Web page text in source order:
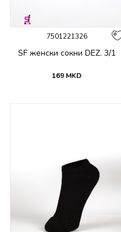
7501221326
SF женски сокни DEZ. 3/1
169 MKD